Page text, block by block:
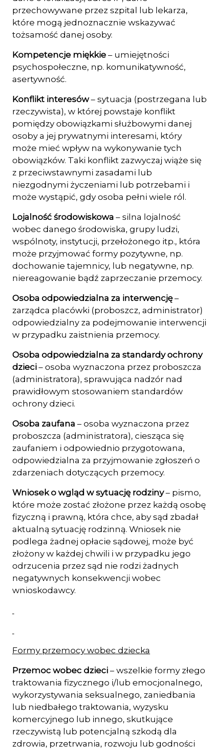
przechowywane przez szpital lub lekarza,
które mogą jednoznacznie wska­zywać
tożsamość danej osoby.
Kompetencje miękkie – umiejętności
psychospołeczne, np. komunikatywność,
asertywność.
Konflikt interesów– sytuacja (postrzegana lub
rzeczywista), w której powstaje konflikt
pomiędzy obowiązkami służbowymi danej
osoby a jej prywatnymi interesami, który
może mieć wpływ na wykonywanie tych
obowiązków. Taki konflikt zazwy­czaj wiąże się
z przeciwstawnymi zasadami lub
niezgodnymi życzeniami lub po­trzebami i
może wystąpić, gdy osoba pełni wiele ról.
Lojalność środowiskowa – silna lojalność
wobec danego środowiska, grupy ludzi,
wspólnoty, instytucji, przełożonego itp., która
może przyjmować formy pozytyw­ne, np.
dochowanie tajemnicy, lub negatywne, np.
niereagowanie bądź zaprzecza­nie przemocy.
Osoba odpowiedzialna za interwencję–
zarządca placówki (proboszcz, administrator)
odpowiedzial­ny za podejmowanie interwencji
w przypadku zaistnienia przemocy.
Osoba odpowiedzialna za standardy ochrony
dzieci – osoba wyznaczona przez proboszcza
(administratora), sprawująca nadzór nad
prawidłowym stosowaniem standardów
ochrony dzieci.
Osoba zaufana – osoba wyznaczona przez
proboszcza (administratora), ciesząca się
zaufaniem i odpowiednio przygotowana,
odpowiedzialna za przyj­mowanie zgłoszeń o
zdarzeniach dotyczących przemocy.
Wniosek o wgląd w sytuację rodziny– pismo,
które może zostać złożone przez każdą osobę
fizyczną i prawną, która chce, aby sąd zbadał
aktualną sytuację rodzinną. Wniosek nie
podlega żadnej opłacie sądowej, może być
złożony w każdej chwili i w przy­padku jego
odrzucenia przez sąd nie rodzi żadnych
negatywnych konsekwencji wobec
wnioskodawcy.
Formy przemocy wobec dziecka
Przemoc wobec dzieci – wszelkie formy złego
traktowania fizycznego i/lub emocjo­nalnego,
wykorzystywania seksualnego, zaniedbania
lub niedbałego traktowa­nia, wyzysku
komercyjnego lub innego, skutkujące
rzeczywistą lub potencjalną szkodą dla
zdrowia, przetrwania, rozwoju lub godności